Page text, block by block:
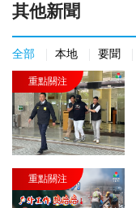
其他新聞
全部 本地 要聞